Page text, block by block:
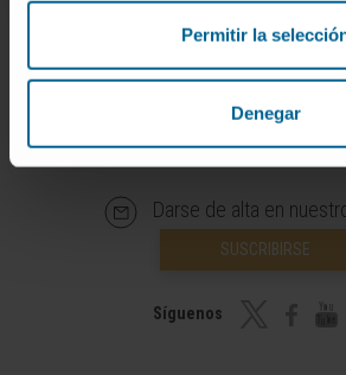
Permitir la
Denegar
Darse de alta en
SUSCRIBIRSE
Síguenos